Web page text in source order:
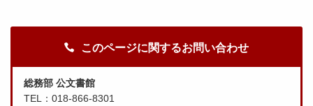
このページに関するお問い合わせ
総務部 公文書館
TEL：018-866-8301